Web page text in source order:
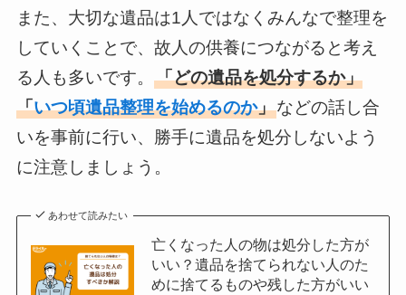
また、大切な遺品は1人ではなくみんなで整理を
していくことで、故人の供養につながると考え
る人も多いです。 「どの遺品を処分するか」
「いつ頃遺品整理を始めるのか」などの話し合
いを事前に行い、勝手に遺品を処分しないよう
に注意しましょう。
あわせて読みたい
亡くなった人の物は処分した方が
いい？遺品を捨てられない人のた
めに捨てるものや残した方がいい